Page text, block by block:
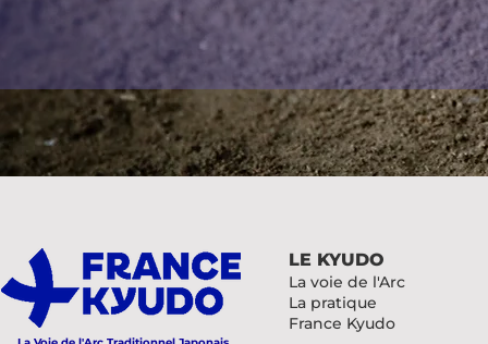
LE KYUDO
La voie de l'Arc
La pratique
France Kyudo